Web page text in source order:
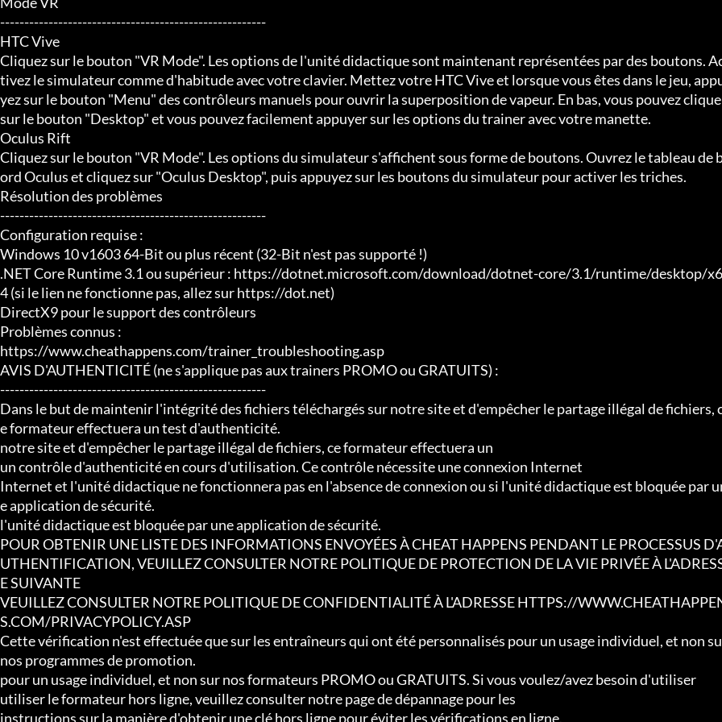
-------------------------------------------------------
HTC Vive
Cliquez sur le bouton "VR Mode". Les options de l'unité didactique sont maintenant représentées par des boutons.
tivez le simulateur comme d'habitude avec votre clavier. Mettez votre HTC Vive et lorsque vous êtes dans le jeu,
yez sur le bouton "Menu" des contrôleurs manuels pour ouvrir la superposition de vapeur. En bas, vous pouvez
sur le bouton "Desktop" et vous pouvez facilement appuyer sur les options du trainer avec votre manette.
Oculus Rift
Cliquez sur le bouton "VR Mode". Les options du simulateur s'affichent sous forme de boutons. Ouvrez le tableau de
ord Oculus et cliquez sur "Oculus Desktop", puis appuyez sur les boutons du simulateur pour activer les triches.
Résolution des problèmes
-------------------------------------------------------
Configuration requise :
Windows 10 v1603 64-Bit ou plus récent (32-Bit n'est pas supporté !)
.NET Core Runtime 3.1 ou supérieur : https://dotnet.microsoft.com/download/dotnet-core/3.1/runtime/desktop/x6
4 (si le lien ne fonctionne pas, allez sur https://dot.net)
DirectX9 pour le support des contrôleurs
Problèmes connus :
https://www.cheathappens.com/trainer_troubleshooting.asp
AVIS D'AUTHENTICITÉ (ne s'applique pas aux trainers PROMO ou GRATUITS) :
-------------------------------------------------------
Dans le but de maintenir l'intégrité des fichiers téléchargés sur notre site et d'empêcher le partage illégal de fichiers,
e formateur effectuera un test d'authenticité.
notre site et d'empêcher le partage illégal de fichiers, ce formateur effectuera un
un contrôle d'authenticité en cours d'utilisation. Ce contrôle nécessite une connexion Internet
Internet et l'unité didactique ne fonctionnera pas en l'absence de connexion ou si l'unité didactique est bloquée par
e application de sécurité.
l'unité didactique est bloquée par une application de sécurité.
POUR OBTENIR UNE LISTE DES INFORMATIONS ENVOYÉES À CHEAT HAPPENS PENDANT LE PROCESSUS
UTHENTIFICATION, VEUILLEZ CONSULTER NOTRE POLITIQUE DE PROTECTION DE LA VIE PRIVÉE À
E SUIVANTE
VEUILLEZ CONSULTER NOTRE POLITIQUE DE CONFIDENTIALITÉ À L'ADRESSE HTTPS://
S.COM/PRIVACYPOLICY.ASP
Cette vérification n'est effectuée que sur les entraîneurs qui ont été personnalisés pour un usage individuel, et non
nos programmes de promotion.
pour un usage individuel, et non sur nos formateurs PROMO ou GRATUITS. Si vous voulez/avez besoin d'utiliser
utiliser le formateur hors ligne, veuillez consulter notre page de dépannage pour les
instructions sur la manière d'obtenir une clé hors ligne pour éviter les vérifications en ligne.